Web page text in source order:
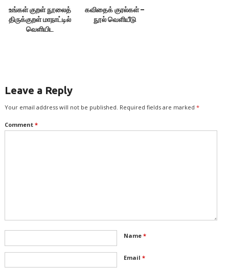
உங்கள் குறள் நூலைத்
திருக்குறள் மாநாட்டில்
வெளியிட
கவிதைக் குரல்கள் –
நூல் வெளியீடு
Leave a Reply
Your email address will not be published. Required fields are marked *
Comment *
Name *
Email *